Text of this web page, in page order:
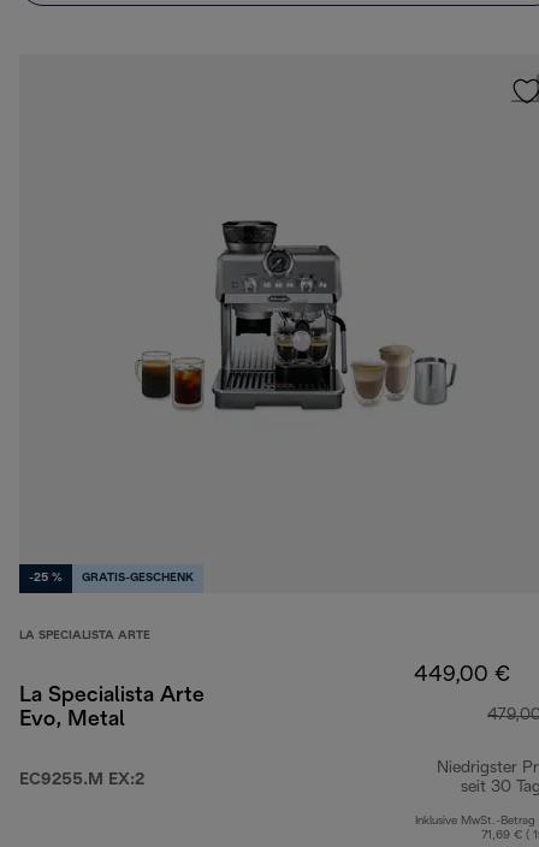
-25 % GRATIS-GESCHENK
LA SPECIALISTA ARTE
La Specialista Arte
Evo, Metal
EC9255.M EX:2
449,00 €
Niedrigster
seit 30
Inklusive MwSt.-Betrag
71,69 € (